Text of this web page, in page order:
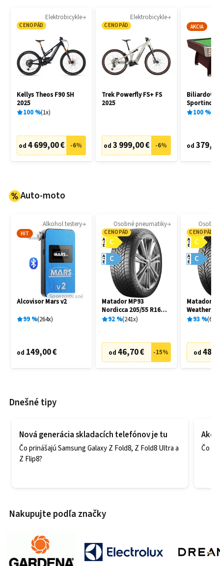
Elektrobicykle
CENOPÁD
Kellys Theos F90 SH
2025
100% 1x
od 4 699,00 € -6%
Elektrobicykle
CENOPÁD
Trek Powerfly FS+ FS
2025
od 3 999,00 € -6%
AKCIA
Biliardový
Sportino
100%
od
Auto-moto
Alkohol testery
HIT
Sponzorované
Alcovisor Mars v2
99% 264x
od 149,00 €
Osobné pneumatiky
CENOPÁD
C
A
E
C
A
E
Matador MP93
Nordicca 205/55 R16
91H
92% 241x
od 46,70 € -15%
CENOPÁD
C
A
E
C
A
E
Matador
Weather
R16 91H
93% 69
od
Dnešné tipy
Nová generácia skladacích telefónov je tu
Čo prinášajú Samsung Galaxy Z Fold8, Z Fold8 Ultra a
Z Flip8?
Ako
Čo
Nakupujte podľa značky